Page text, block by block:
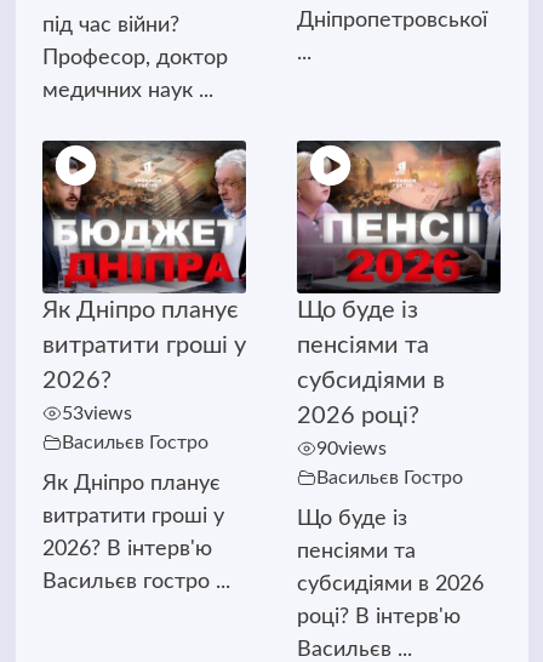
під час війни?
Професор, доктор
медичних наук ...
Дніпропетровської
...
Як Дніпро планує
витратити гроші у
2026?
53views
Васильєв Гостро
Як Дніпро планує
витратити гроші у
2026? В інтерв'ю
Васильєв гостро ...
Що буде із
пенсіями та
субсидіями в
2026 році?
90views
Васильєв Гостро
Що буде із
пенсіями та
субсидіями в 2026
році? В інтерв'ю
Васильєв ...